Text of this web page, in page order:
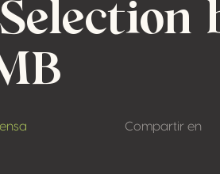
Compartir en